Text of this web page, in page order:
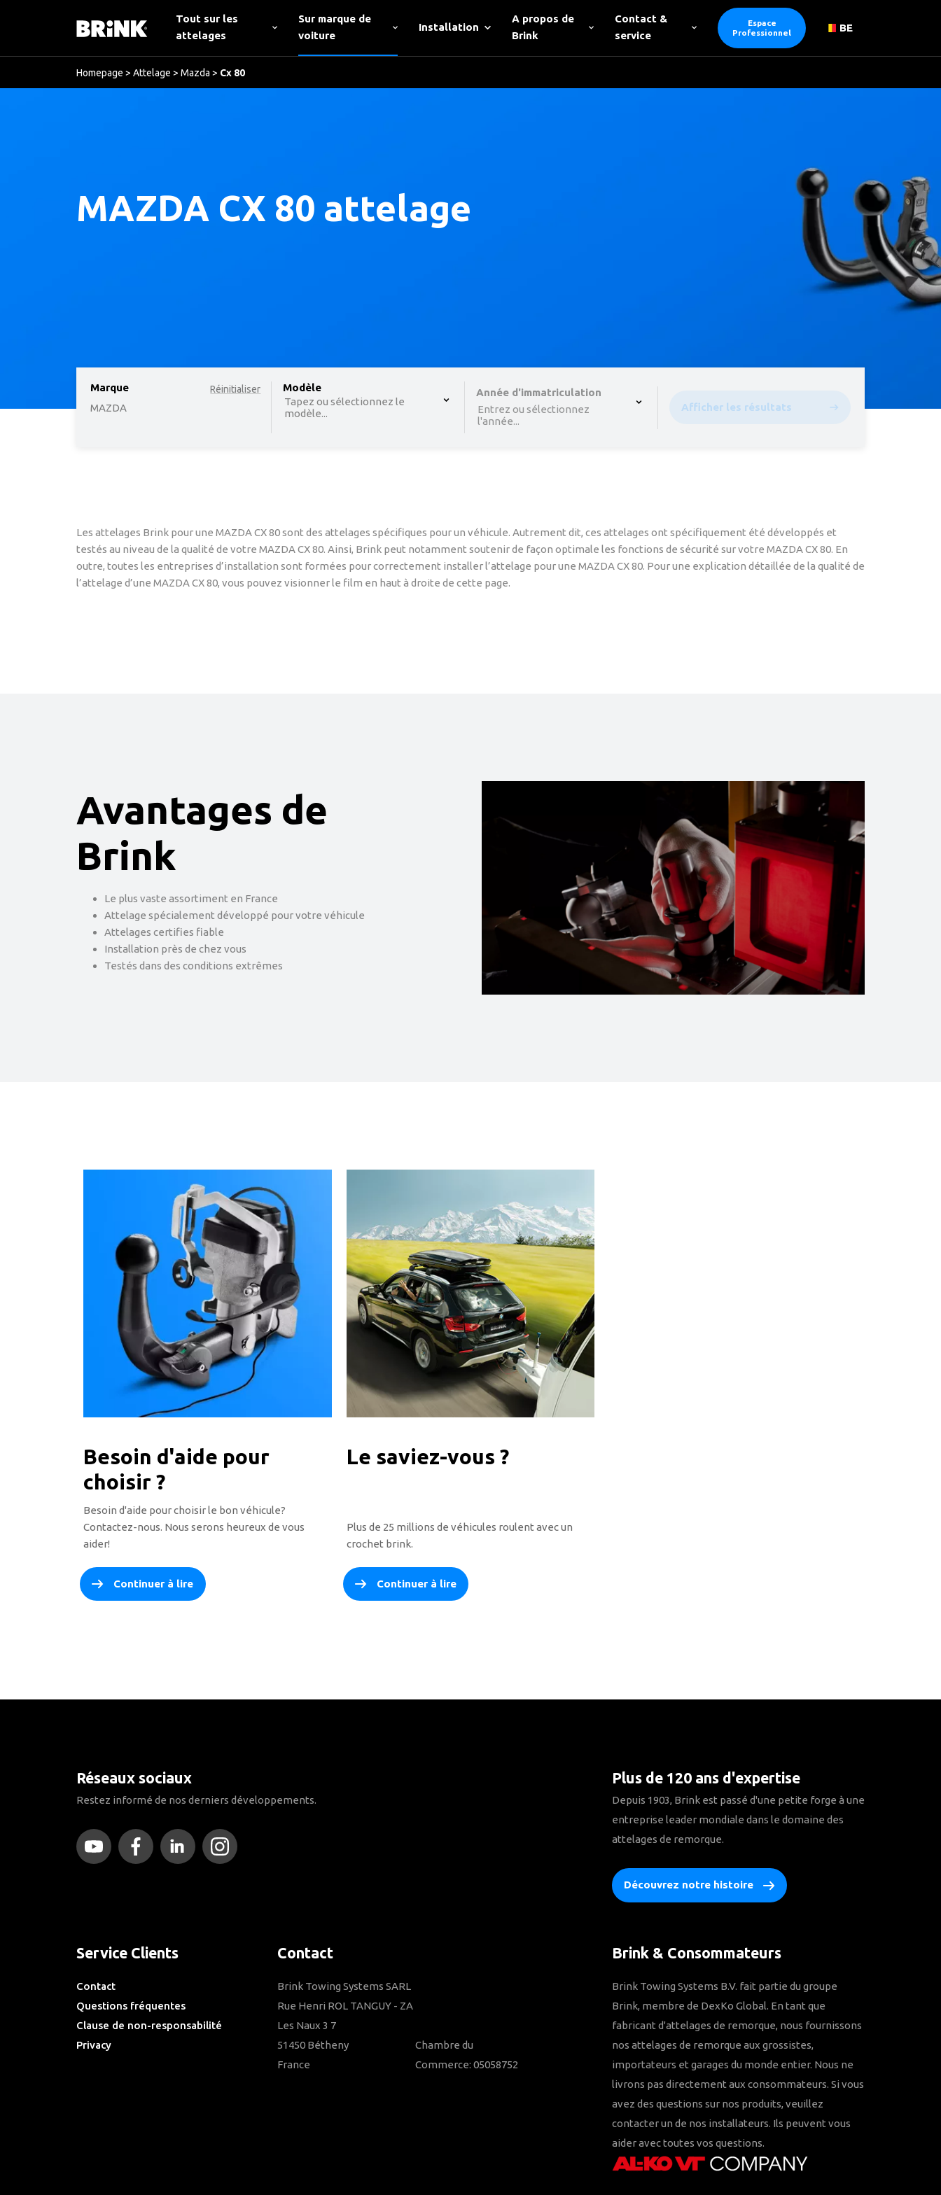
Tout sur les
attelages
Sur marque de
voiture
Installation
A propos de
Brink
Contact &
service
Espace
Professionnel
BE
Homepage > Attelage > Mazda > Cx 80
MAZDA CX 80 attelage
Réinitialiser
Marque
MAZDA
option , selected. Select is focused ,type to refine list, press Down to open the menu,
Modèle
Tapez ou sélectionnez le
modèle...
Année d'immatriculation
Entrez ou sélectionnez
l'année...
Afficher les résultats
Les attelages Brink pour une MAZDA CX 80 sont des attelages spécifiques pour un véhicule. Autrement dit, ces attelages ont spécifiquement été développés et
testés au niveau de la qualité de votre MAZDA CX 80. Ainsi, Brink peut notamment soutenir de façon optimale les fonctions de sécurité sur votre MAZDA CX 80. En
outre, toutes les entreprises d’installation sont formées pour correctement installer l’attelage pour une MAZDA CX 80. Pour une explication détaillée de la qualité de
l’attelage d’une MAZDA CX 80, vous pouvez visionner le film en haut à droite de cette page.
Avantages de
Brink
Le plus vaste assortiment en France
Attelage spécialement développé pour votre véhicule
Attelages certifies fiable
Installation près de chez vous
Testés dans des conditions extrêmes
Besoin d'aide pour
choisir ?
Besoin d'aide pour choisir le bon véhicule?
Contactez-nous. Nous serons heureux de vous
aider!
Continuer à lire
Le saviez-vous ?
Plus de 25 millions de véhicules roulent avec un
crochet brink.
Continuer à lire
Réseaux sociaux
Restez informé de nos derniers développements.
Plus de 120 ans d'expertise
Depuis 1903, Brink est passé d'une petite forge à une
entreprise leader mondiale dans le domaine des
attelages de remorque.
Découvrez notre histoire
Service Clients
Contact
Questions fréquentes
Clause de non-responsabilité
Privacy
Contact
Brink Towing Systems SARL
Rue Henri ROL TANGUY - ZA
Les Naux 3 7
51450 Bétheny
France
Chambre du
Commerce: 05058752
Brink & Consommateurs
Brink Towing Systems B.V. fait partie du groupe
Brink, membre de DexKo Global. En tant que
fabricant d'attelages de remorque, nous fournissons
nos attelages de remorque aux grossistes,
importateurs et garages du monde entier. Nous ne
livrons pas directement aux consommateurs. Si vous
avez des questions sur nos produits, veuillez
contacter un de nos installateurs. Ils peuvent vous
aider avec toutes vos questions.